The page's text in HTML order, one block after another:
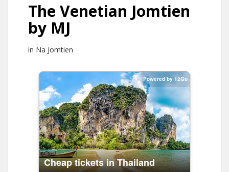
The Venetian Jomtien
by MJ
in Na Jomtien